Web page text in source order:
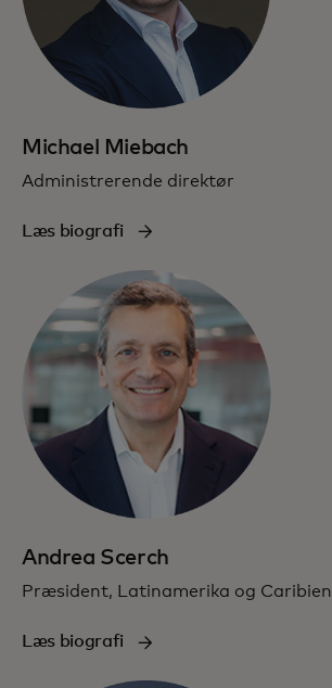
Michael Miebach
Administrerende direktør
Læs biografi
Andrea Scerch
Præsident, Latinamerika og Caribien
Læs biografi